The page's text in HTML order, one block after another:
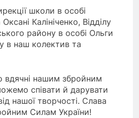
школи в особі
Калініченко, Відділу
району в особі Ольги
в наш колектив та
вдячні нашим збройним
співати й дарувати
нашої творчості. Слава
Силам України!